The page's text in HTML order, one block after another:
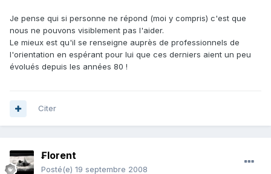
Je pense qui si personne ne répond (moi y compris) c'est que
nous ne pouvons visiblement pas l'aider.
Le mieux est qu'il se renseigne auprès de professionnels de
l'orientation en espérant pour lui que ces derniers aient un peu
évolués depuis les années 80 !
Citer
₣lorent
Posté(e) 19 septembre 2008